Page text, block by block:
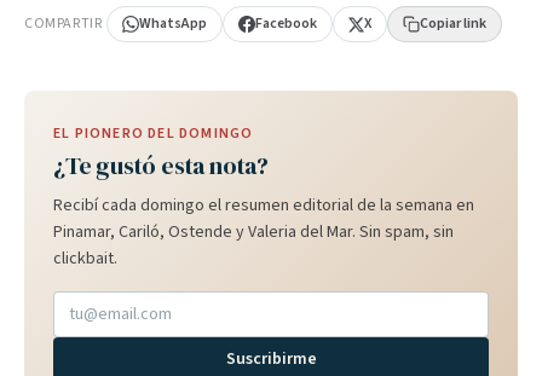
COMPARTIR WhatsApp Facebook X Copiar link
EL PIONERO DEL DOMINGO
¿Te gustó esta nota?
Recibí cada domingo el resumen editorial de la semana en
Pinamar, Cariló, Ostende y Valeria del Mar. Sin spam, sin
clickbait.
Suscribirme